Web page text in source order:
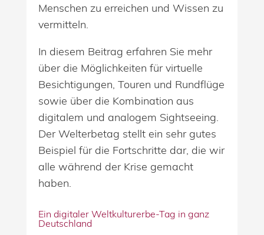
Menschen zu erreichen und Wissen zu
vermitteln.
In diesem Beitrag erfahren Sie mehr
über die Möglichkeiten für virtuelle
Besichtigungen, Touren und Rundflüge
sowie über die Kombination aus
digitalem und analogem Sightseeing.
Der Welterbetag stellt ein sehr gutes
Beispiel für die Fortschritte dar, die wir
alle während der Krise gemacht
haben.
Ein digitaler Weltkulturerbe-Tag in ganz
Deutschland